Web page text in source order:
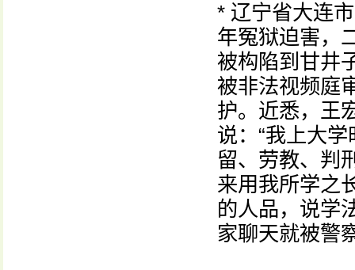
* 辽宁省大连
年冤狱迫害，
被构陷到甘井
被非法视频庭
护。近悉，王
说：“我上大
留、劳教、判
来用我所学之
的人品，说学
家聊天就被警